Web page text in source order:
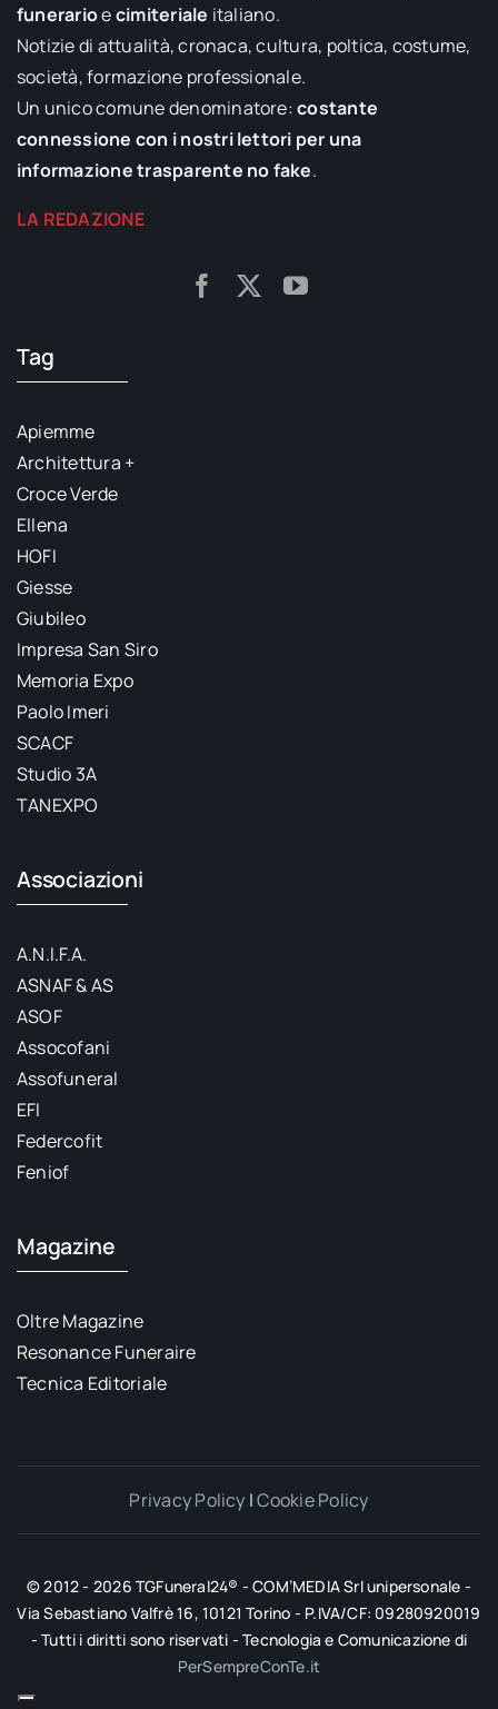
funerarioecimiteriale italiano.
Notizie di attualità, cronaca, cultura, poltica, costume,
società, formazione professionale.
Un unico comune denominatore:costante
connessione con i nostri lettori per una
informazione trasparente no fake.
LA REDAZIONE
Tag
Apiemme
Architettura +
Croce Verde
Ellena
HOFI
Giesse
Giubileo
Impresa San Siro
Memoria Expo
Paolo Imeri
SCACF
Studio 3A
TANEXPO
Associazioni
A.N.I.F.A.
ASNAF & AS
ASOF
Assocofani
Assofuneral
EFI
Federcofit
Feniof
Magazine
Oltre Magazine
Resonance Funeraire
Tecnica Editoriale
Privacy Policy |Cookie Policy
© 2012 - 2026 TGFuneral24® - COM’MEDIA Srl unipersonale -
Via Sebastiano Valfrè 16, 10121 Torino - P.IVA/CF: 09280920019
- Tutti i diritti sono riservati - Tecnologia e Comunicazione di
PerSempreConTe.it